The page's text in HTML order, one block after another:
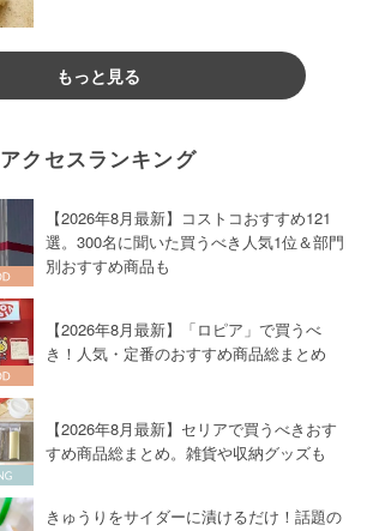
もっと見る
アクセスランキング
【2026年8月最新】コストコおすすめ121
選。300名に聞いた買うべき人気1位＆部門
別おすすめ商品も
【2026年8月最新】「ロピア」で買うべ
き！人気・定番のおすすめ商品総まとめ
【2026年8月最新】セリアで買うべきおす
すめ商品総まとめ。雑貨や収納グッズも
きゅうりをサイダーに漬けるだけ！話題の